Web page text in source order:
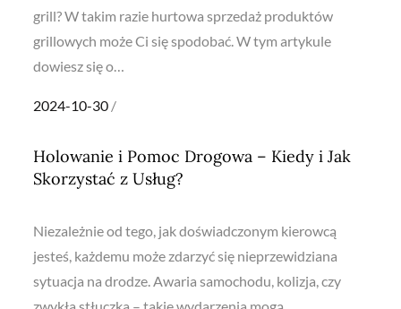
grill? W takim razie hurtowa sprzedaż produktów
grillowych może Ci się spodobać. W tym artykule
dowiesz się o…
Posted
2024-10-30
Holowanie i Pomoc Drogowa – Kiedy i Jak
Skorzystać z Usług?
Niezależnie od tego, jak doświadczonym kierowcą
jesteś, każdemu może zdarzyć się nieprzewidziana
sytuacja na drodze. Awaria samochodu, kolizja, czy